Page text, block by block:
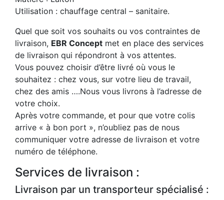
Utilisation : chauffage central – sanitaire.
Quel que soit vos souhaits ou vos contraintes de
livraison, EBR Concept met en place des services
de livraison qui répondront à vos attentes.
Vous pouvez choisir d’être livré où vous le
souhaitez : chez vous, sur votre lieu de travail,
chez des amis ….Nous vous livrons à l’adresse de
votre choix.
Après votre commande, et pour que votre colis
arrive « à bon port », n’oubliez pas de nous
communiquer votre adresse de livraison et votre
numéro de téléphone.
Services de livraison :
Livraison par un transporteur spécialisé :